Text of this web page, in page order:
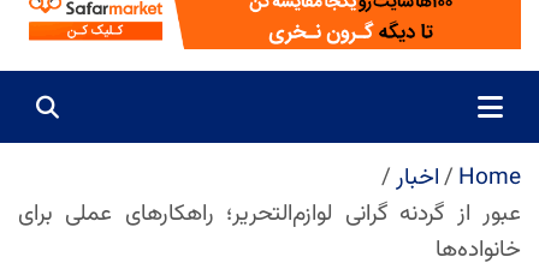
Home
اخبار
عبور از گردنه گرانی لوازم‌التحریر؛ راهکارهای عملی برای
خانواده‌ها